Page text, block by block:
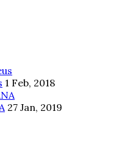
1 Feb, 2018
27 Jan, 2019